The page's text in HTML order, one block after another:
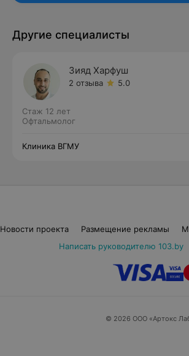
Другие специалисты
Зияд Харфуш
2 отзыва 5.0
Стаж 12 лет
Офтальмолог
Клиника ВГМУ
Новости проекта Размещение рекламы
Написать руководителю 103.by
© 2026 ООО «Артокс